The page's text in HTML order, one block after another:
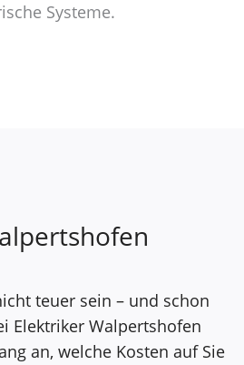
Systeme.
teuer sein – und schon
Elektriker Walpertshofen
an, welche Kosten auf Sie